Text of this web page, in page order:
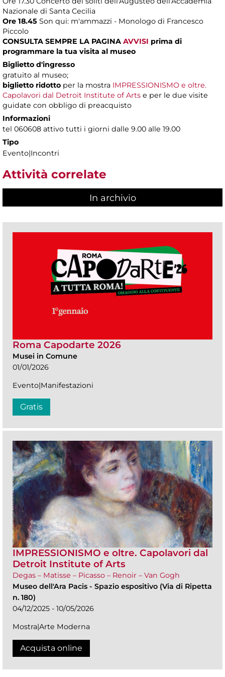
Nazionale di Santa Cecilia
Ore 18.45 Son qui: m'ammazzi - Monologo di Francesco
Piccolo
CONSULTA SEMPRE LA PAGINA AVVISI prima di
programmare la tua visita al museo
Biglietto d'ingresso
gratuito al museo;
biglietto ridotto per la mostra IMPRESSIONISMO e oltre.
Capolavori dal Detroit Institute of Arts e per le due visite
guidate con obbligo di preacquisto
Informazioni
tel 060608 attivo tutti i giorni dalle 9.00 alle 19.00
Tipo
Evento|Incontri
Attività correlate
In archivio
Roma Capodarte 2026
Musei in Comune
01/01/2026
Evento|Manifestazioni
Gratis
IMPRESSIONISMO e oltre. Capolavori dal
Detroit Institute of Arts
Degas – Matisse – Picasso – Renoir – Van Gogh
Museo dell'Ara Pacis - Spazio espositivo (Via di Ripetta
n. 180)
04/12/2025 - 10/05/2026
Mostra|Arte Moderna
Acquista online